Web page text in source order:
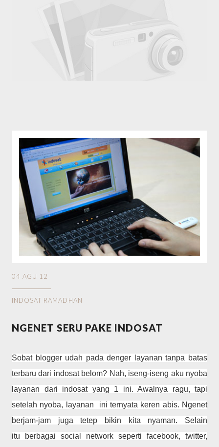
04 AGU 12
INDOSAT RAMADHAN
NGENET SERU PAKE INDOSAT
Sobat blogger udah pada denger layanan tanpa batas
terbaru dari indosat belom? Nah, iseng-iseng aku nyoba
layanan dari indosat yang 1 ini. Awalnya ragu, tapi
setelah nyoba, layanan
ini ternyata keren abis. Ngenet
berjam-jam juga tetep bikin kita nyaman. Selain
itu berbagai social network seperti facebook, twitter,